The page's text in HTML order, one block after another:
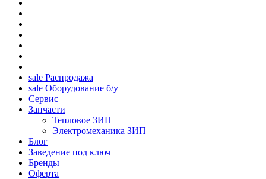
sale Распродажа
sale Оборудование б/у
Сервис
Запчасти
Тепловое ЗИП
Электромеханика ЗИП
Блог
Заведение под ключ
Бренды
Оферта